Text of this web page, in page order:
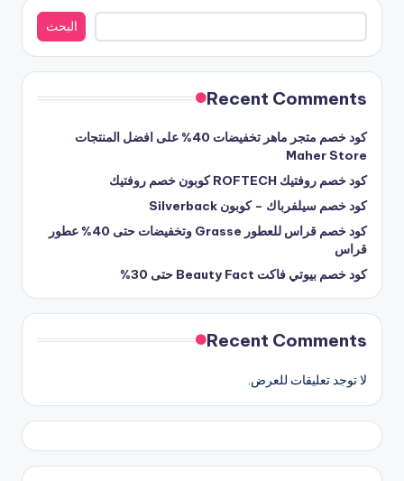
البحث
البحث
Recent Comments
كود خصم متجر ماهر تخفيضات 40% على افضل المنتجات
Maher Store
كود خصم روفتيك ROFTECH كوبون خصم روفتيك
كود خصم سيلفرباك – كوبون Silverback
كود خصم قراس للعطور Grasse وتخفيضات حتى 40% عطور
قراس
كود خصم بيوتي فاكت Beauty Fact حتى 30%
Recent Comments
لا توجد تعليقات للعرض.